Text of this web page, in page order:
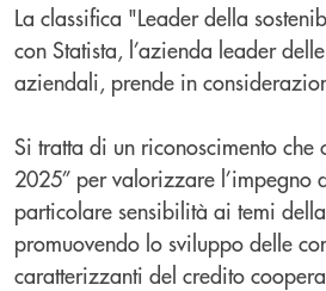
La classifica "Leader della
con Statista, l’azienda leader
aziendali, prende in
Si tratta di un riconoscimento che
2025” per valorizzare
particolare sensibilità ai temi
promuovendo lo sviluppo delle
caratterizzanti del credito